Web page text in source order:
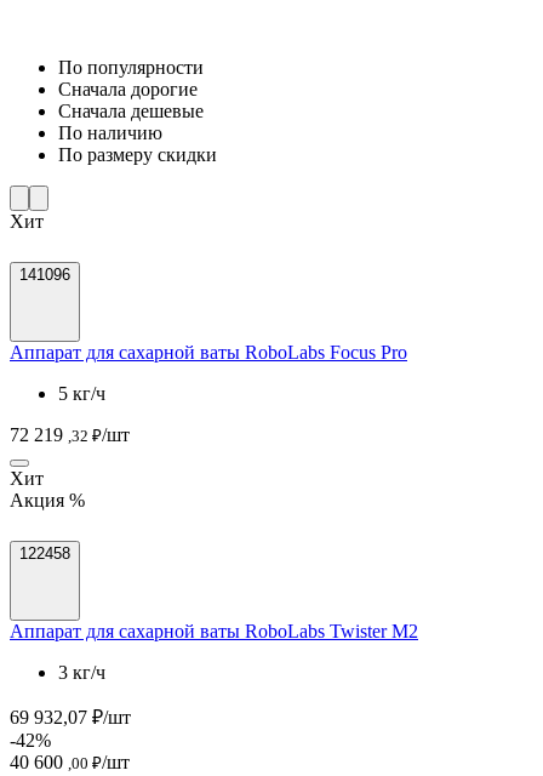
По популярности
Cначала дорогие
Cначала дешевые
По наличию
По размеру скидки
Хит
141096
Аппарат для сахарной ваты RoboLabs Focus Pro
5 кг/ч
72 219 ,32 ₽/шт
Хит
Акция %
122458
Аппарат для сахарной ваты RoboLabs Twister M2
3 кг/ч
69 932,07 ₽/шт
-42%
40 600 ,00 ₽/шт